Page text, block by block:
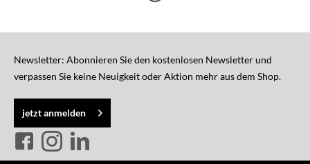
Newsletter: Abonnieren Sie den kostenlosen Newsletter und
verpassen Sie keine Neuigkeit oder Aktion mehr aus dem Shop.
jetzt anmelden